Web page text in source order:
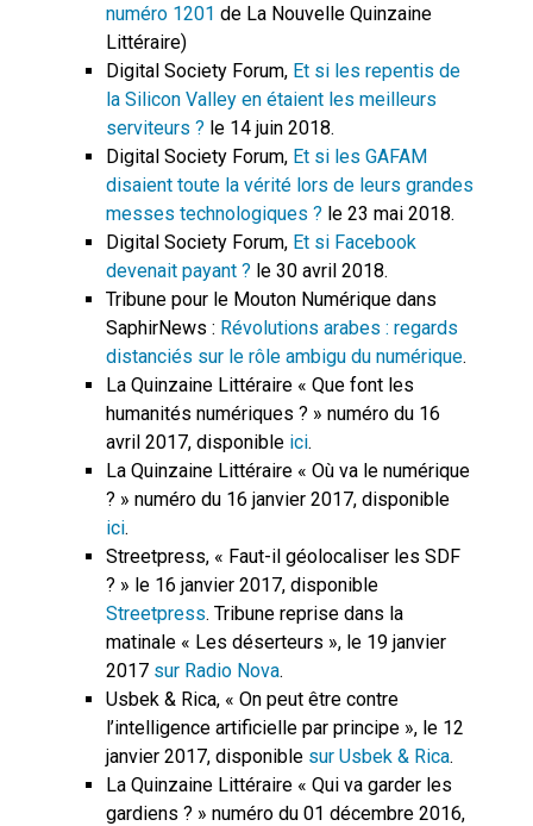
numéro 1201 de La Nouvelle Quinzaine
Littéraire)
Digital Society Forum, Et si les repentis de
la Silicon Valley en étaient les meilleurs
serviteurs ? le 14 juin 2018.
Digital Society Forum, Et si les GAFAM
disaient toute la vérité lors de leurs grandes
messes technologiques ? le 23 mai 2018.
Digital Society Forum, Et si Facebook
devenait payant ? le 30 avril 2018.
Tribune pour le Mouton Numérique dans
SaphirNews : Révolutions arabes : regards
distanciés sur le rôle ambigu du numérique.
La Quinzaine Littéraire « Que font les
humanités numériques ? » numéro du 16
avril 2017, disponible ici.
La Quinzaine Littéraire « Où va le numérique
? » numéro du 16 janvier 2017, disponible
ici.
Streetpress, « Faut-il géolocaliser les SDF
? » le 16 janvier 2017, disponible
Streetpress. Tribune reprise dans la
matinale « Les déserteurs », le 19 janvier
2017 sur Radio Nova.
Usbek & Rica, « On peut être contre
l’intelligence artificielle par principe », le 12
janvier 2017, disponible sur Usbek & Rica.
La Quinzaine Littéraire « Qui va garder les
gardiens ? » numéro du 01 décembre 2016,